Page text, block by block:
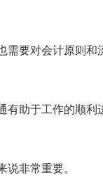
要对会计原则和
助于工作的顺利
非常重要。